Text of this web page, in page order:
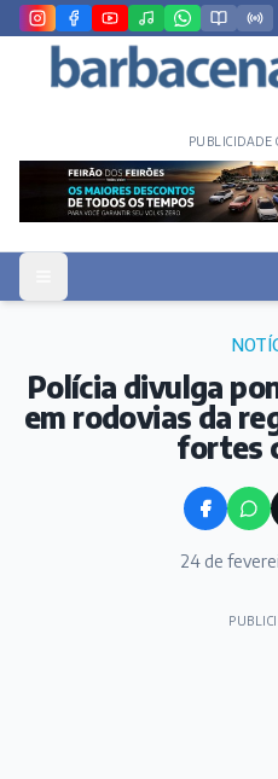
PUBLICIDADE
Polícia divulga
em rodovias da
fortes
24 de